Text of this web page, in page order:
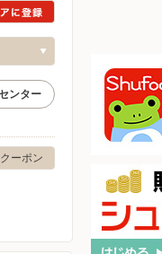
ンター
ーポン